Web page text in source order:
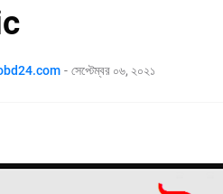
- সেপ্টেম্বর ০৬, ২০২১